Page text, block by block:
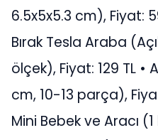
6.5x5x5.3 cm), Fiyat:
Bırak Tesla Araba
ölçek), Fiyat: 129 TL •
cm, 10-13 parça),
Mini Bebek ve Aracı